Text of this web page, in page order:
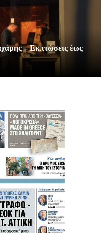
– Εκπτώσεις έως